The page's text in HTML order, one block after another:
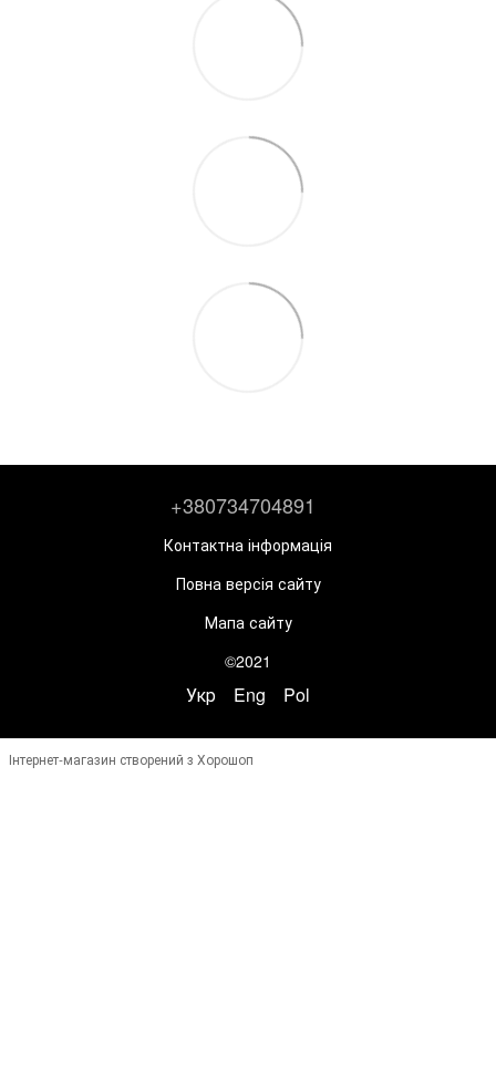
+380734704891
Контактна інформація
Повна версія сайту
Мапа сайту
©2021
Укр Eng Pol
Інтернет-магазин створений з Хорошоп